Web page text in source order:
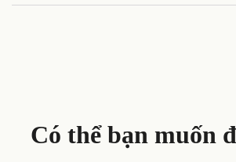
Có thể bạn muốn